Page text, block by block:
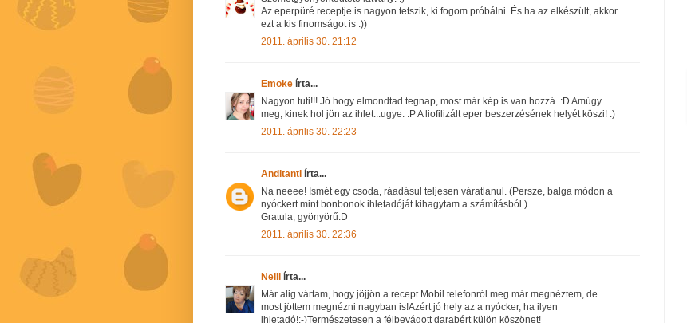
Az eperpüré receptje is nagyon tetszik, ki fogom próbálni. És ha az elkészült, akkor
ezt a kis finomságot is :))
2011. április 30. 21:12
Emoke írta...
Nagyon tuti!!! Jó hogy elmondtad tegnap, most már kép is van hozzá. :D Amúgy
meg, kinek hol jön az ihlet...ugye. :P A liofilizált eper beszerzésének helyét köszi! :)
2011. április 30. 22:23
Anditanti írta...
Na neeee! Ismét egy csoda, ráadásul teljesen váratlanul. (Persze, balga módon a
nyóckert mint bonbonok ihletadóját kihagytam a számításból.)
Gratula, gyönyörű:D
2011. április 30. 22:36
Nelli írta...
Már alig vártam, hogy jöjjön a recept.Mobil telefonról meg már megnéztem, de
most jöttem megnézni nagyban is!Azért jó hely az a nyócker, ha ilyen
ihletadó!:-)Természetesen a félbevágott darabért külön köszönet!